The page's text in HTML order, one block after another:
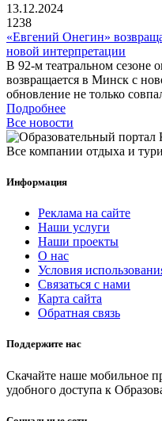
13.12.2024
1238
«Евгений Онегин»
новой интерпретации
В 92-м театральном сезоне
возвращается в Минск с
обновление не только
Подробнее
Все новости
Все компании отдыха и
Информация
Реклама на сайте
Наши услуги
Наши проекты
О нас
Условия
Связаться с нами
Карта сайта
Обратная связь
Поддержите нас
Скачайте наше мобильное
удобного доступа к